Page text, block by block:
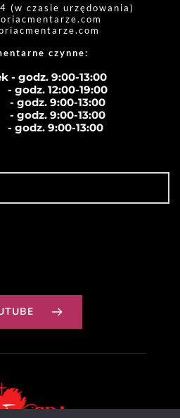
(w czasie urzędowania)
czynne:
- godz. 9:00-13:00
- godz. 12:00-19:00
- godz. 9:00-13:00
- godz. 9:00-13:00
- godz. 9:00-13:00